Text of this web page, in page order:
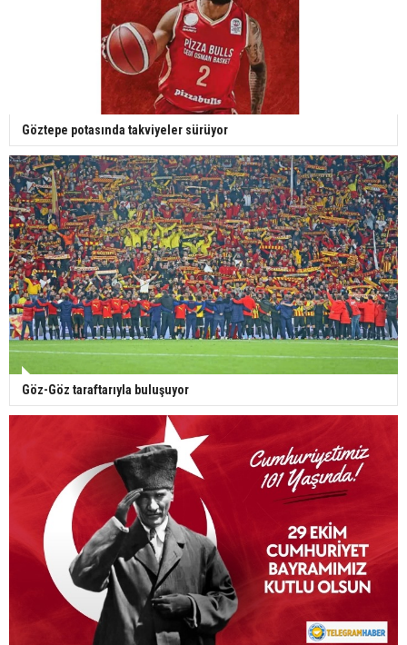
Göztepe potasında takviyeler sürüyor
Göz-Göz taraftarıyla buluşuyor